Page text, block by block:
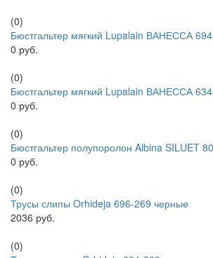
(0)
Бюстгальтер мягкий Lupalain ВАНЕССА
0 руб.
(0)
Бюстгальтер мягкий Lupalain ВАНЕССА
0 руб.
(0)
Бюстгальтер полупоролон Albina SILUET
0 руб.
(0)
Трусы слипы Orhideja 696-269 черные
2036 руб.
(0)